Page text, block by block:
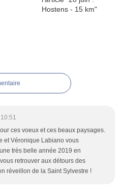
ces voeux et ces beaux paysages.
et Véronique Labiano vous
très belle année 2019 en
retrouver aux détours des
réveillon de la Saint Sylvestre !